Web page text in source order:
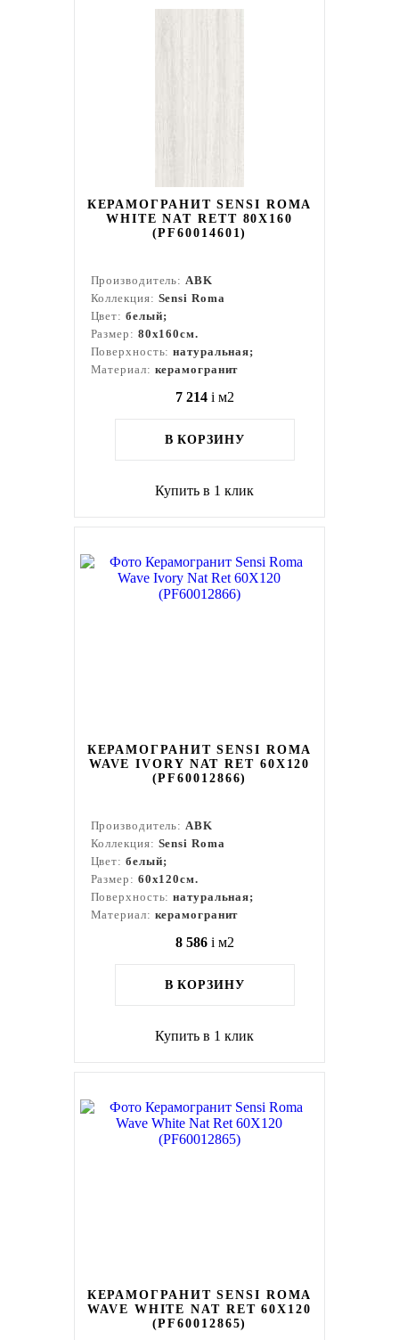
КЕРАМОГРАНИТ SENSI ROMA
WHITE NAT RETT 80X160
(PF60014601)
Производитель:ABK
Коллекция: Sensi Roma
Цвет: белый;
Размер: 80x160см.
Поверхность:натуральная;
Материал: керамогранит
7 214 i м2
В КОРЗИНУ
Купить в 1 клик
КЕРАМОГРАНИТ SENSI ROMA
WAVE IVORY NAT RET 60X120
(PF60012866)
Производитель:ABK
Коллекция: Sensi Roma
Цвет: белый;
Размер: 60x120см.
Поверхность:натуральная;
Материал: керамогранит
8 586 i м2
В КОРЗИНУ
Купить в 1 клик
КЕРАМОГРАНИТ SENSI ROMA
WAVE WHITE NAT RET 60X120
(PF60012865)